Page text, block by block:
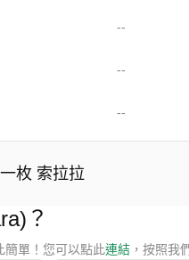
--
--
--
枚 索拉拉
？
簡單！您可以點此連結 ，按照我